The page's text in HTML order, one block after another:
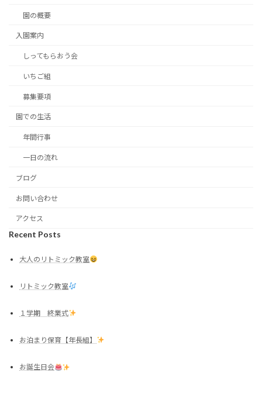
園の概要
入園案内
しってもらおう会
いちご組
募集要項
園での生活
年間行事
一日の流れ
ブログ
お問い合わせ
アクセス
Recent Posts
大人のリトミック教室
リトミック教室
１学期 終業式
お泊まり保育【年長組】
お誕生日会